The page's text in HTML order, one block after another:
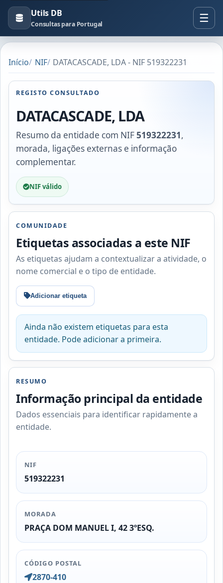
Utils DB
Consultas para Portugal
Início NIF DATACASCADE, LDA - NIF 519322231
REGISTO CONSULTADO
DATACASCADE, LDA
Resumo da entidade com NIF519322231,
morada, ligações externas e informação
complementar.
NIF válido
COMUNIDADE
Etiquetas associadas a este NIF
As etiquetas ajudam a contextualizar a atividade, o
nome comercial e o tipo de entidade.
Adicionar etiqueta
Ainda não existem etiquetas para esta
entidade. Pode adicionar a primeira.
RESUMO
Informação principal da entidade
Dados essenciais para identificar rapidamente a
entidade.
NIF
519322231
MORADA
PRAÇA DOM MANUEL I, 42 3ºESQ.
CÓDIGO POSTAL
2870-410